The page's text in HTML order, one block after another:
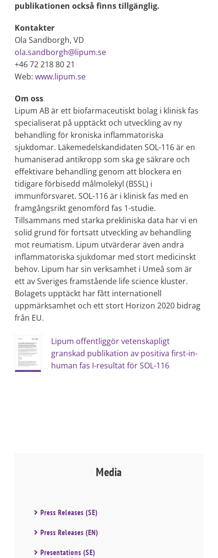
publikationen också finns tillgänglig.
Kontakter
Ola Sandborgh, VD
ola.sandborgh@lipum.se
+46 72 218 80 21
Web: www.lipum.se
Om oss
Lipum AB är ett biofarmaceutiskt bolag i klinisk fas
specialiserat på upptäckt och utveckling av ny
behandling för kroniska inflammatoriska
sjukdomar. Läkemedelskandidaten SOL-116 är en
humaniserad antikropp som ska ge säkrare och
effektivare behandling genom att blockera en
tidigare förbisedd målmolekyl (BSSL) i
immunförsvaret. SOL-116 är i klinisk fas med en
framgångsrikt genomförd fas 1-studie.
Tillsammans med starka prekliniska data har vi en
solid grund för fortsatt utveckling av behandling
mot reumatism. Lipum utvärderar även andra
inflammatoriska sjukdomar med stort medicinskt
behov. Lipum har sin verksamhet i Umeå som är
ett av Sveriges framstående life science kluster.
Bolagets upptäckt har fått internationell
uppmärksamhet och ett stort Horizon 2020 bidrag
från EU.
Lipum offentliggör vetenskapligt
granskad publikation av positiva first-in-
human fas I-resultat för SOL-116
Media
Press Releases (SE)
Press Releases (EN)
Presentations (SE)